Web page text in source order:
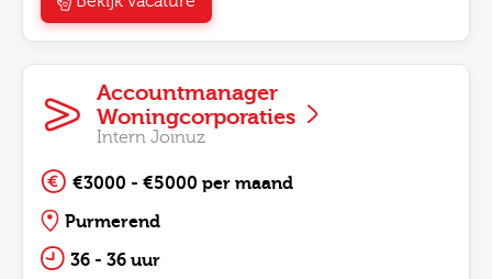
Accountmanager
Woningcorporaties
Intern Joinuz
€3000 - €5000 per maand
Purmerend
36 - 36 uur